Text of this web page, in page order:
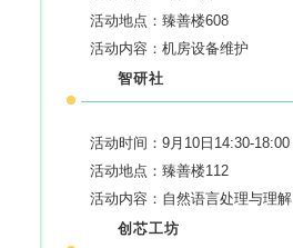
活动地点：臻善楼608
活动内容：机房设备维护
智研社
活动时间：9月10日14:30-18:00
活动地点：臻善楼112
活动内容：自然语言处理与理解
创芯工坊